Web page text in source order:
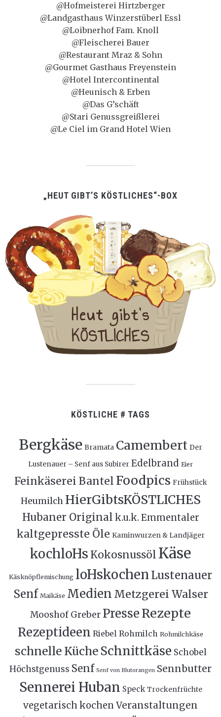
@Hofmeisterei Hirtzberger
@Landgasthaus Winzerstüberl Essl
@Loibnerhof Fam. Knoll
@Fleischerei Bauer
@Restaurant Mraz & Sohn
@Gourmet Gasthaus Freyenstein
@Hotel Intercontinental
@Heunisch & Erben
@Das G’schäft
@Stari Genussgreißlerei
@Le Ciel im Grand Hotel Wien
„HEUT GIBT’S KÖSTLICHES“-BOX
KÖSTLICHE # TAGS
Bergkäse Bramata Camembert Der
Lustenauer – Senf aus Subirer Edelbrand Eier
Feinkäserei BantelFoodpics Frühstück
Heumilch HierGibtsKÖSTLICHES
Hubaner Original k.u.k. Emmentaler
kaltgepresste Öle Kaminwurzen & Landjäger
kochloHs Kokosnussöl Käse
Käsknöpflemischung loHskochen Lustenauer
Senf Maikäse Medien Metzgerei Walser
Mooshof Greber PresseRezepte
Rezeptideen Riebel Rohmilch Rohmilchkäse
schnelle Küche Schnittkäse Schobel
Höchstgenuss Senf Senf von Blutorangen Sennbutter
Sennerei Huban Speck Trockenfrüchte
vegetarisch kochen Veranstaltungen